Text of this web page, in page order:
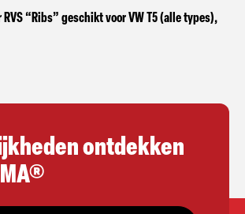
RVS “Ribs” geschikt voor VW T5 (alle types),
ontdekken